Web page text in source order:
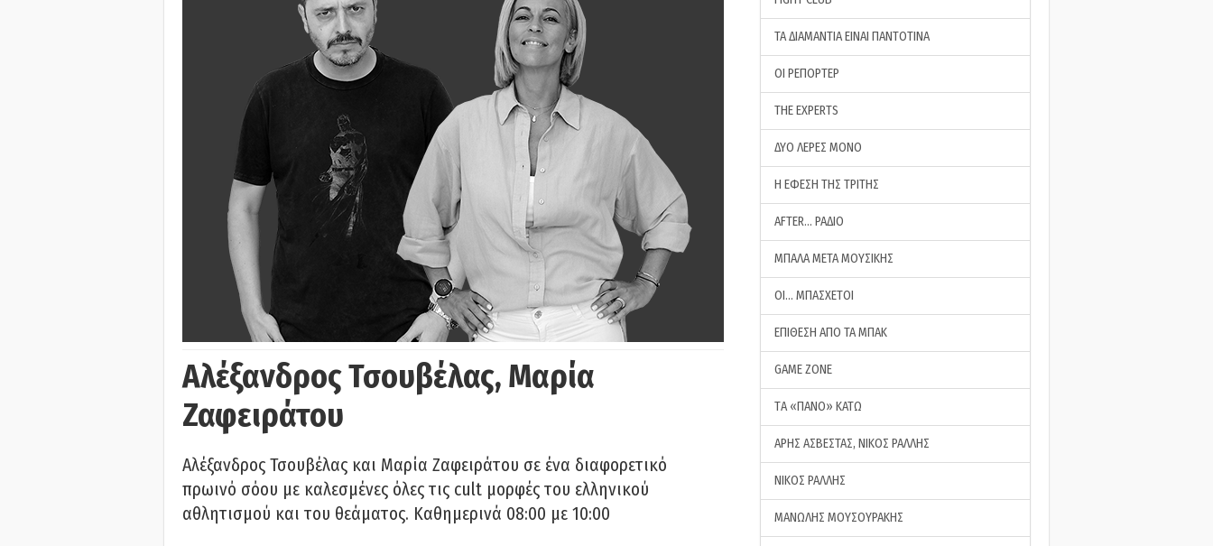
Αλέξανδρος Τσουβέλας, Μαρία
Ζαφειράτου
Αλέξανδρος Τσουβέλας και Μαρία Ζαφειράτου σε ένα διαφορετικό
πρωινό σόου με καλεσμένες όλες τις cult μορφές του ελληνικού
αθλητισμού και του θεάματος. Καθημερινά 08:00 με 10:00
ΤΑ ΔΙΑΜΑΝΤΙΑ ΕΙΝΑΙ ΠΑΝΤΟΤΙΝΑ
ΟΙ ΡΕΠΟΡΤΕΡ
THE EXPERTS
ΔΥΟ ΛΕΡΕΣ ΜΟΝΟ
Η ΕΦΕΣΗ ΤΗΣ ΤΡΙΤΗΣ
AFTER… ΡΑΔΙΟ
ΜΠΑΛΑ ΜΕΤΑ ΜΟΥΣΙΚΗΣ
ΟΙ… ΜΠΑΣΧΕΤΟΙ
ΕΠΙΘΕΣΗ ΑΠΟ ΤΑ ΜΠΑΚ
GAME ZONE
ΤA «ΠΑΝΟ» ΚΑΤΩ
ΑΡΗΣ ΑΣΒΕΣΤΑΣ, ΝΙΚΟΣ ΡΑΛΛΗΣ
ΝΙΚΟΣ ΡΑΛΛΗΣ
ΜΑΝΩΛΗΣ ΜΟΥΣΟΥΡΑΚΗΣ